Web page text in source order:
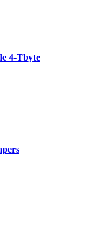
4-Tbyte